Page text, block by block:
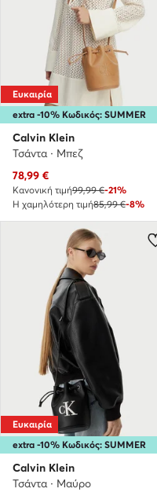
extra -10% Κωδικός: SUMMER
Ευκαιρία
Calvin Klein
Τσάντα · Μπεζ
Τρέχουσα τιμή
78,99 €
Κανονική τιμή99,99 €-21%
Η χαμηλότερη τιμή85,99 €-8%
extra -10% Κωδικός: SUMMER
Ευκαιρία
Calvin Klein
Τσάντα · Μαύρο